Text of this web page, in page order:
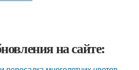
на сайте: